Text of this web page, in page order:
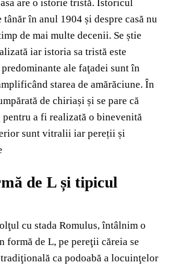
are o istorie tristă. Istoricul
în anul 1904 și despre casă nu
de mai multe decenii. Se știe
iar istoria sa tristă este
ale faţadei sunt în
starea de amărăciune. În
de chiriași și se pare că
pentru a fi realizată o binevenită
sunt vitralii iar pereții și
de L și tipicul
cu stada Romulus, întâlnim o
formă de L, pe pereţii căreia se
ca podoabă a locuinţelor